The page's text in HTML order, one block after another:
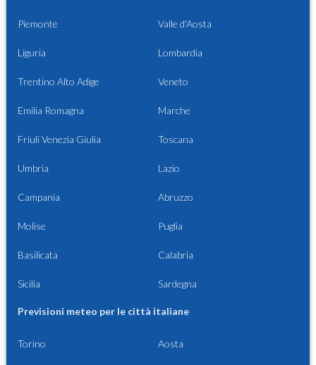
Piemonte Valle d'Aosta
Liguria Lombardia
Trentino Alto Adige Veneto
Emilia Romagna Marche
Friuli Venezia Giulia Toscana
Umbria Lazio
Campania Abruzzo
Molise Puglia
Basilicata Calabria
Sicilia Sardegna
Previsioni meteo per le città italiane
Torino Aosta